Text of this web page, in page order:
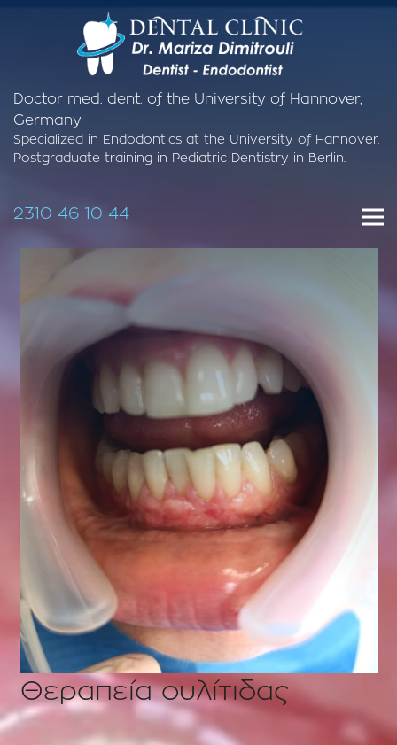
Doctor med. dent. of the University of Hannover,
Germany
Specialized in Endodontics at the University of Hannover.
Postgraduate training in Pediatric Dentistry in Berlin.
2310 46 10 44
Θεραπεία ουλίτιδας